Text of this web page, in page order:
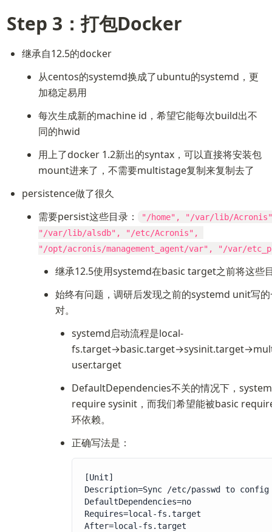
Step 3：打包Docker
继承自12.5的docker
从centos的systemd换成了ubuntu的systemd，更
加稳定易用
每次生成新的machine id，希望它能每次build出不
同的hwid
用上了docker 1.2新出的syntax，可以直接将安装包
mount进来了，不需要multistage复制来复制去了
persistence做了很久
需要persist这些目录：
"/home", "/var/lib/
"/var/lib/alsdb", "/etc/Acronis",
"/opt/acronis/management_agent/var", "/var/
继承12.5使用systemd在basic target之前将这些
始终有问题，调研后发现之前的systemd unit写
对。
systemd启动流程是local-
user.target
DefaultDependencies不关的情况下，
require sysinit，而我们希望能被basic
环依赖。
正确写法是：
[Unit]
Description=Sync /etc/passwd to config
DefaultDependencies=no
Requires=local-fs.target
After=local-fs.target